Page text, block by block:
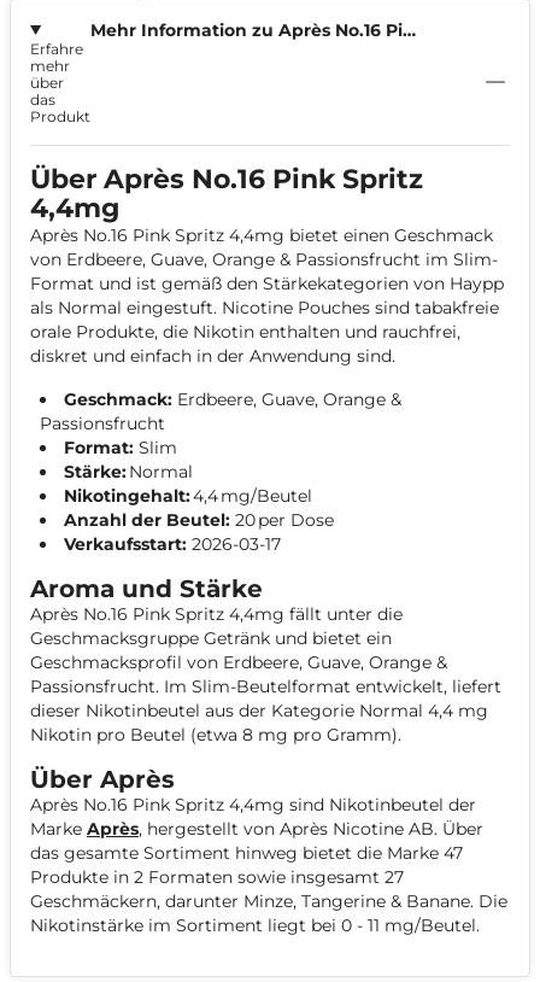
Mehr Information zu Après No.16 Pink
Erfahre
mehr
über
das
Produkt
Über Après No.16 Pink Spritz
4,4mg
Après No.16 Pink Spritz 4,4mg bietet einen Geschmack
von Erdbeere, Guave, Orange & Passionsfrucht im Slim-
Format und ist gemäß den Stärkekategorien von Haypp
als Normal eingestuft. Nicotine Pouches sind tabakfreie
orale Produkte, die Nikotin enthalten und rauchfrei,
diskret und einfach in der Anwendung sind.
Geschmack: Erdbeere, Guave, Orange &
Passionsfrucht
Format: Slim
Stärke:Normal
Nikotingehalt:4,4 mg/Beutel
Anzahl der Beutel: 20 per Dose
Verkaufsstart: 2026-03-17
Aroma und Stärke
Après No.16 Pink Spritz 4,4mg fällt unter die
Geschmacksgruppe Getränk und bietet ein
Geschmacksprofil von Erdbeere, Guave, Orange &
Passionsfrucht. Im Slim-Beutelformat entwickelt, liefert
dieser Nikotinbeutel aus der Kategorie Normal 4,4 mg
Nikotin pro Beutel (etwa 8 mg pro Gramm).
Über Après
Après No.16 Pink Spritz 4,4mg sind Nikotinbeutel der
Marke Après, hergestellt von Après Nicotine AB. Über
das gesamte Sortiment hinweg bietet die Marke 47
Produkte in 2 Formaten sowie insgesamt 27
Geschmäckern, darunter Minze, Tangerine & Banane. Die
Nikotinstärke im Sortiment liegt bei 0 - 11 mg/Beutel.